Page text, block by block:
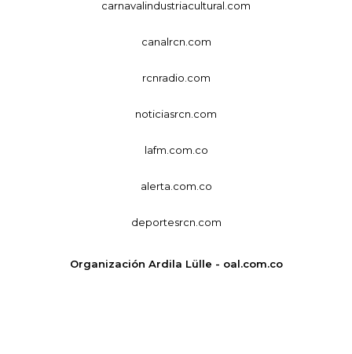
carnavalindustriacultural.com
canalrcn.com
rcnradio.com
noticiasrcn.com
lafm.com.co
alerta.com.co
deportesrcn.com
Organización Ardila Lülle - oal.com.co